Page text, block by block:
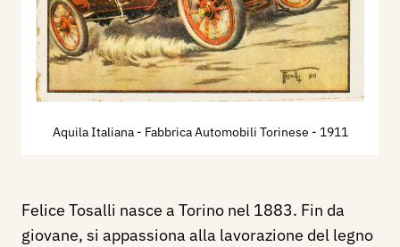
Aquila Italiana - Fabbrica Automobili Torinese - 1911
Felice Tosalli nasce a Torino nel 1883. Fin da
giovane, si appassiona alla lavorazione del legno